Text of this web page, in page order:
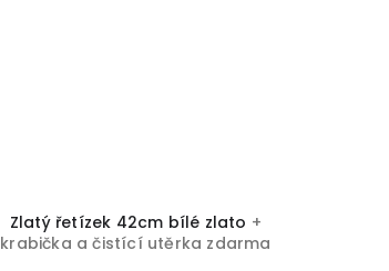
Zlatý řetízek 42cm bílé zlato +
krabička a čistící utěrka zdarma